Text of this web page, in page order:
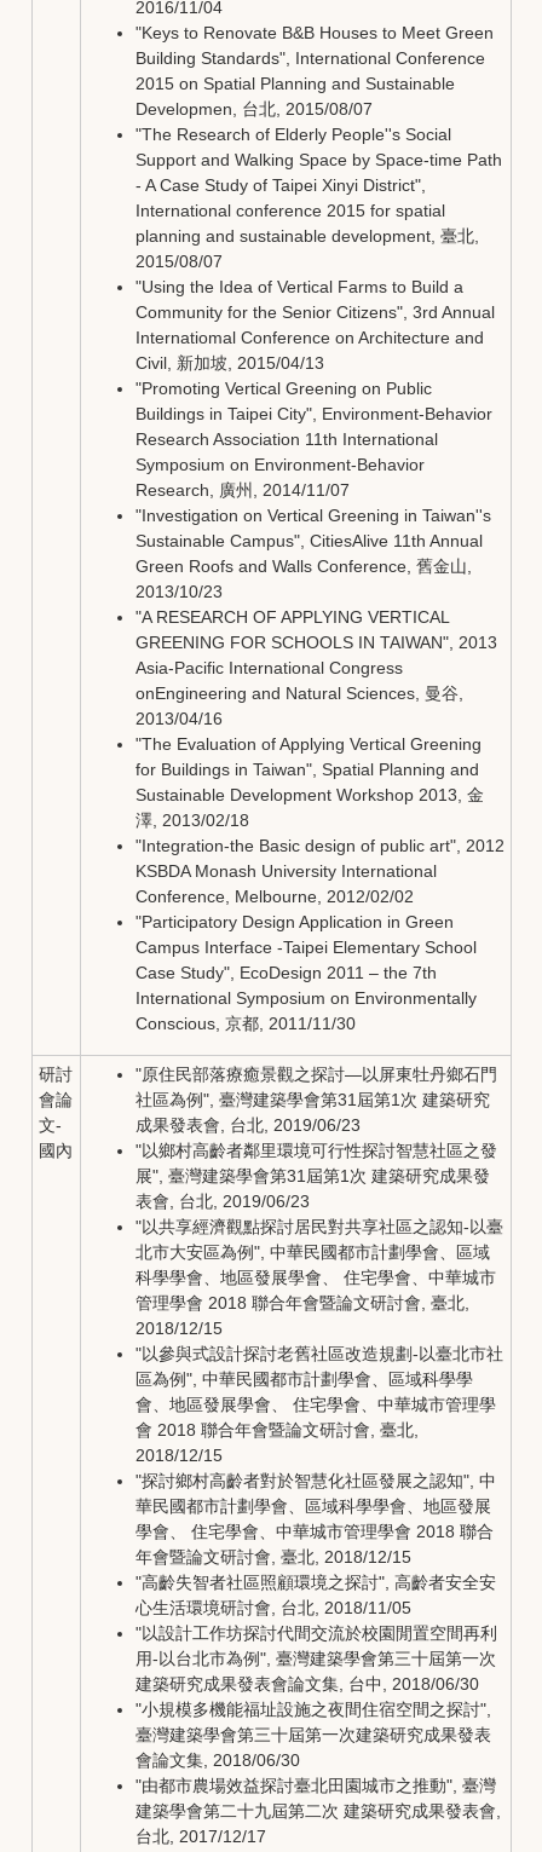
2016/11/04
"Keys to Renovate B&B Houses to Meet Green
Building Standards", International Conference
2015 on Spatial Planning and Sustainable
Developmen, 台北, 2015/08/07
"The Research of Elderly People''s Social
Support and Walking Space by Space-time Path
- A Case Study of Taipei Xinyi District",
International conference 2015 for spatial
planning and sustainable development, 臺北,
2015/08/07
"Using the Idea of Vertical Farms to Build a
Community for the Senior Citizens", 3rd Annual
Internatiomal Conference on Architecture and
Civil, 新加坡, 2015/04/13
"Promoting Vertical Greening on Public
Buildings in Taipei City", Environment-Behavior
Research Association 11th International
Symposium on Environment-Behavior
Research, 廣州, 2014/11/07
"Investigation on Vertical Greening in Taiwan''s
Sustainable Campus", CitiesAlive 11th Annual
Green Roofs and Walls Conference, 舊金山,
2013/10/23
"A RESEARCH OF APPLYING VERTICAL
GREENING FOR SCHOOLS IN TAIWAN", 2013
Asia-Pacific International Congress
onEngineering and Natural Sciences, 曼谷,
2013/04/16
"The Evaluation of Applying Vertical Greening
for Buildings in Taiwan", Spatial Planning and
Sustainable Development Workshop 2013, 金
澤, 2013/02/18
"Integration-the Basic design of public art", 2012
KSBDA Monash University International
Conference, Melbourne, 2012/02/02
"Participatory Design Application in Green
Campus Interface -Taipei Elementary School
Case Study", EcoDesign 2011 – the 7th
International Symposium on Environmentally
Conscious, 京都, 2011/11/30
研討
會論
文-
國內
"原住民部落療癒景觀之探討—以屏東牡丹鄉石門
社區為例", 臺灣建築學會第31屆第1次 建築研究
成果發表會, 台北, 2019/06/23
"以鄉村高齡者鄰里環境可行性探討智慧社區之發
展", 臺灣建築學會第31屆第1次 建築研究成果發
表會, 台北, 2019/06/23
"以共享經濟觀點探討居民對共享社區之認知-以臺
北市大安區為例", 中華民國都市計劃學會、區域
科學學會、地區發展學會、 住宅學會、中華城市
管理學會 2018 聯合年會暨論文研討會, 臺北,
2018/12/15
"以參與式設計探討老舊社區改造規劃-以臺北市社
區為例", 中華民國都市計劃學會、區域科學學
會、地區發展學會、 住宅學會、中華城市管理學
會 2018 聯合年會暨論文研討會, 臺北,
2018/12/15
"探討鄉村高齡者對於智慧化社區發展之認知", 中
華民國都市計劃學會、區域科學學會、地區發展
學會、 住宅學會、中華城市管理學會 2018 聯合
年會暨論文研討會, 臺北, 2018/12/15
"高齡失智者社區照顧環境之探討", 高齡者安全安
心生活環境研討會, 台北, 2018/11/05
"以設計工作坊探討代間交流於校園閒置空間再利
用-以台北市為例", 臺灣建築學會第三十屆第一次
建築研究成果發表會論文集, 台中, 2018/06/30
"小規模多機能福址設施之夜間住宿空間之探討",
臺灣建築學會第三十屆第一次建築研究成果發表
會論文集, 2018/06/30
"由都市農場效益探討臺北田園城市之推動", 臺灣
建築學會第二十九屆第二次 建築研究成果發表會,
台北, 2017/12/17